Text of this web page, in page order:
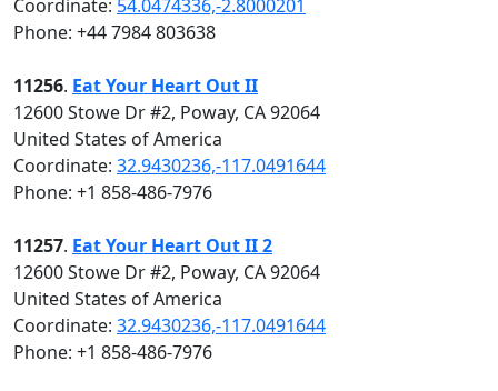
Coordinate: 54.0474336,-2.8000201
Phone: +44 7984 803638
11256. Eat Your Heart Out II
12600 Stowe Dr #2, Poway, CA 92064
United States of America
Coordinate: 32.9430236,-117.0491644
Phone: +1 858-486-7976
11257. Eat Your Heart Out II 2
12600 Stowe Dr #2, Poway, CA 92064
United States of America
Coordinate: 32.9430236,-117.0491644
Phone: +1 858-486-7976